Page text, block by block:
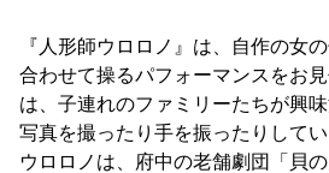
『人形師ウロロノ』は、自作の女
合わせて操るパフォーマンスをお
は、子連れのファミリーたちが興
写真を撮ったり手を振ったりしてい
ウロロノは、府中の老舗劇団「貝